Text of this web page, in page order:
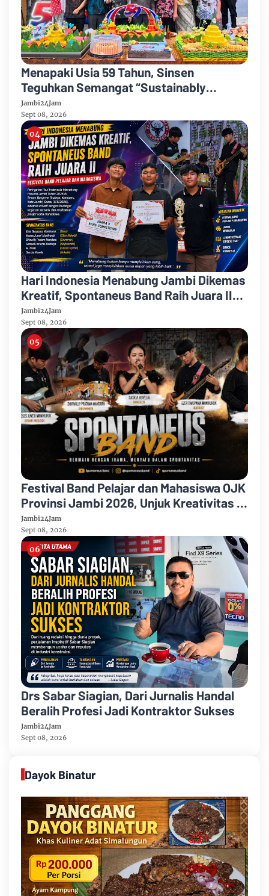
Menapaki Usia 59 Tahun, Sinsen
Teguhkan Semangat “Sustainably
Growing”
Jambi24Jam
Sept 08, 2026
Hari Indonesia Menabung Jambi Dikemas
Kreatif, Spontaneus Band Raih Juara II
Festival Band Pelajar dan Mahasiswa
Jambi24Jam
Sept 08, 2026
Festival Band Pelajar dan Mahasiswa OJK
Provinsi Jambi 2026, Unjuk Kreativitas di
Taman Banjuran Budayo, Spontaneus
Band Raih Juara 2
Jambi24Jam
Sept 08, 2026
Drs Sabar Siagian, Dari Jurnalis Handal
Beralih Profesi Jadi Kontraktor Sukses
Jambi24Jam
Sept 08, 2026
Dayok Binatur